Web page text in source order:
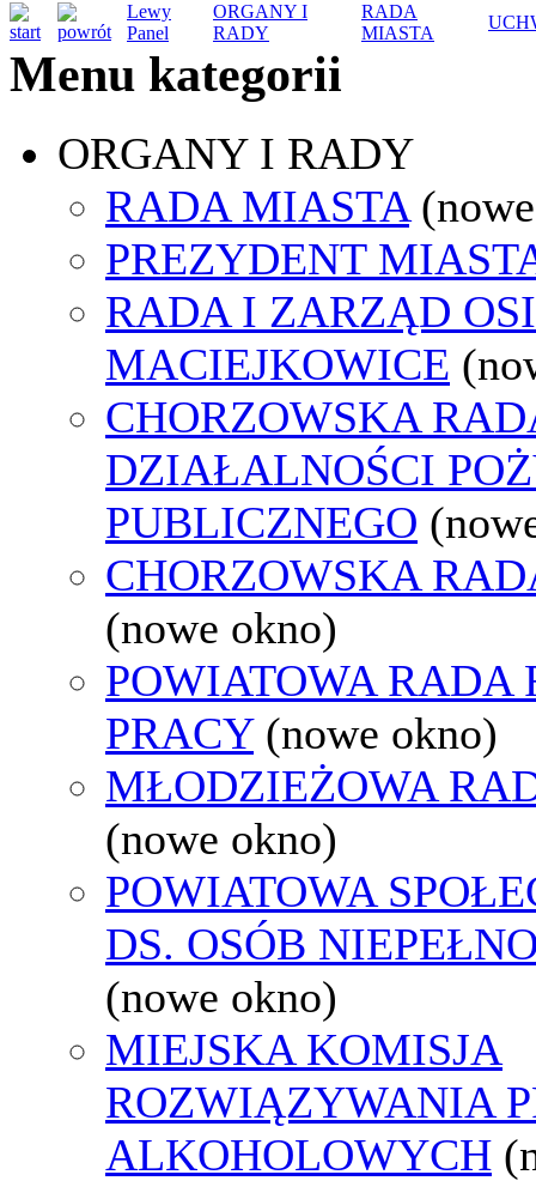
Lewy
Panel
ORGANY I
RADY
RADA
MIASTA
Menu kategorii
ORGANY I RADY
RADA MIASTA
PREZYDENT
RADA I ZARZĄD
MACIEJKOWICE
CHORZOWSKA
DZIAŁALNOŚCI
PUBLICZNEGO
CHORZOWSKA
(nowe okno)
POWIATOWA RADA
PRACY (nowe okno)
MŁODZIEŻOWA
(nowe okno)
POWIATOWA
DS. OSÓB
(nowe okno)
MIEJSKA KOMISJA
ROZWIĄZYWANIA
ALKOHOLOWYCH